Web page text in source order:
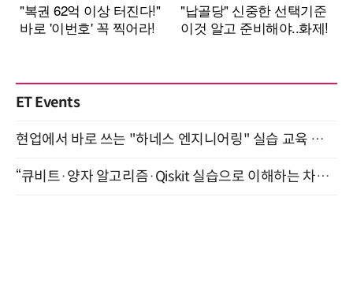
ET Events
현업에서 바로 쓰는 "하네스 엔지니어링" 실습 교육 워크숍 8월 20일 개최
“큐비트·양자 알고리즘·Qiskit 실습으로 이해하는 차세대 컴퓨팅” (8/28)